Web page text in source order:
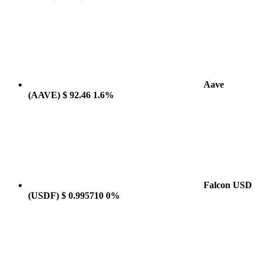
Aave
(AAVE) $ 92.46 1.6%
Falcon USD
(USDF) $ 0.995710 0%